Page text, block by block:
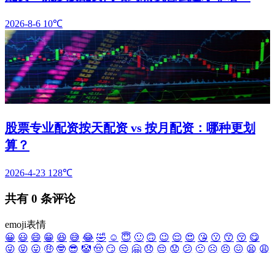
2026-8-6 10℃
股票专业配资按天配资 vs 按月配资：哪种更划
算？
2026-4-23 128℃
共有 0 条评论
emoji表情
😀 😃 😄 😁 😆 😅 😂 🤣 ☺️ 😇 🙂 🙃 😉 😌 😍 😘 😗 😙 😚 😋
😜 😝 😛 🤑 🤓 😎 🤡 🤠 😏 😒 🤗 😞 😔 😟 😕 🙁 ☹️ 😣 😖 😫 😩